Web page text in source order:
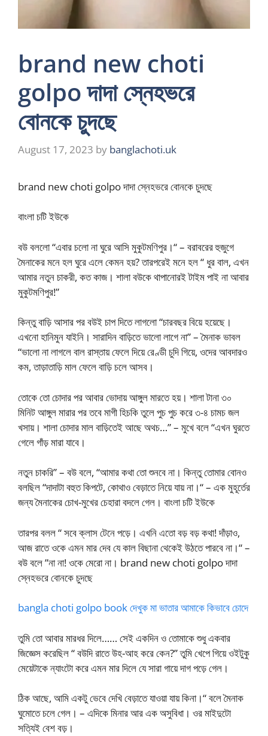
brand new choti
golpo দাদা স্নেহভরে
বোনকে চুদছে
August 17, 2023 by banglachoti.uk
brand new choti golpo দাদা স্নেহভরে বোনকে চুদছে
বাংলা চটি ইউকে
বউ বললো “এবার চলো না ঘুরে আসি মুকুটমণিপুর।“ – বরাবরের হুজুগে
মৈনাকের মনে হল ঘুরে এলে কেমন হয়? তারপরেই মনে হল “ ধুর বাল, এখন
আমার নতুন চাকরী, কত কাজ। শালা বউকে থাপানোরই টাইম পাই না আবার
মুকুটমণিপুর!”
কিন্তু বাড়ি আসার পর বউই চাপ দিতে লাগলো “চারবছর বিয়ে হয়েছে।
এখনো হানিমুন যাইনি। সারাদিন বাড়িতে ভালো লাগে না” – মৈনাক ভাবল
“ভালো না লাগলে বাল রাস্তায় ফেলে দিয়ে রেণ্ডী চুদি গিয়ে, ওদের আবদারও
কম, তাড়াতাড়ি মাল ফেলে বাড়ি চলে আসব।
তোকে তো চোদার পর আবার ভোদায় আঙ্গুল মারতে হয়। শালা টানা ৩০
মিনিট আঙ্গুল মারার পর তবে মাগী হিচকি তুলে পুচ পুচ করে ৩-৪ চামচ জল
খসায়। শালা চোদার মাল বাড়িতেই আছে অথচ…” – মুখে বলে “এখন ঘুরতে
গেলে গাঁড় মারা যাবে।
নতুন চাকরি” – বউ বলে, “আমার কথা তো শুনবে না। কিন্তু তোমার বোনও
বলছিল “দাদাটা বহুত কিপটে, কোথাও বেড়াতে নিয়ে যায় না।“ – এক মুহূর্তের
জন্য মৈনাকের চোখ-মুখের চেহারা বদলে গেল। বাংলা চটি ইউকে
তারপর বলল “ সবে ক্লাস টেনে পড়ে। এখনি এতো বড় বড় কথা! দাঁড়াও,
আজ রাতে ওকে এমন মার দেব যে কাল বিছানা থেকেই উঠতে পারবে না।“ –
বউ বলে ”না না! ওকে মেরো না। brand new choti golpo দাদা
স্নেহভরে বোনকে চুদছে
bangla choti golpo book দেখুক মা ভাতার আমাকে কিভাবে চোদে
তুমি তো আবার মারধর দিলে…… সেই একদিন ও তোমাকে শুধু একবার
জিজ্ঞেস করেছিল “ বউদি রাতে উহ-আহ করে কেন?” তুমি খেপে গিয়ে ওইটুকু
মেয়েটাকে ন্যাংটো করে এমন মার দিলে যে সারা গায়ে দাগ পড়ে গেল।
ঠিক আছে, আমি একটু ভেবে দেখি বেড়াতে যাওয়া যায় কিনা।“ বলে মৈনাক
ঘুমোতে চলে গেল। – এদিকে মিনার আর এক অসুবিধা। ওর মাইদুটো
সত্যিই বেশ বড়।